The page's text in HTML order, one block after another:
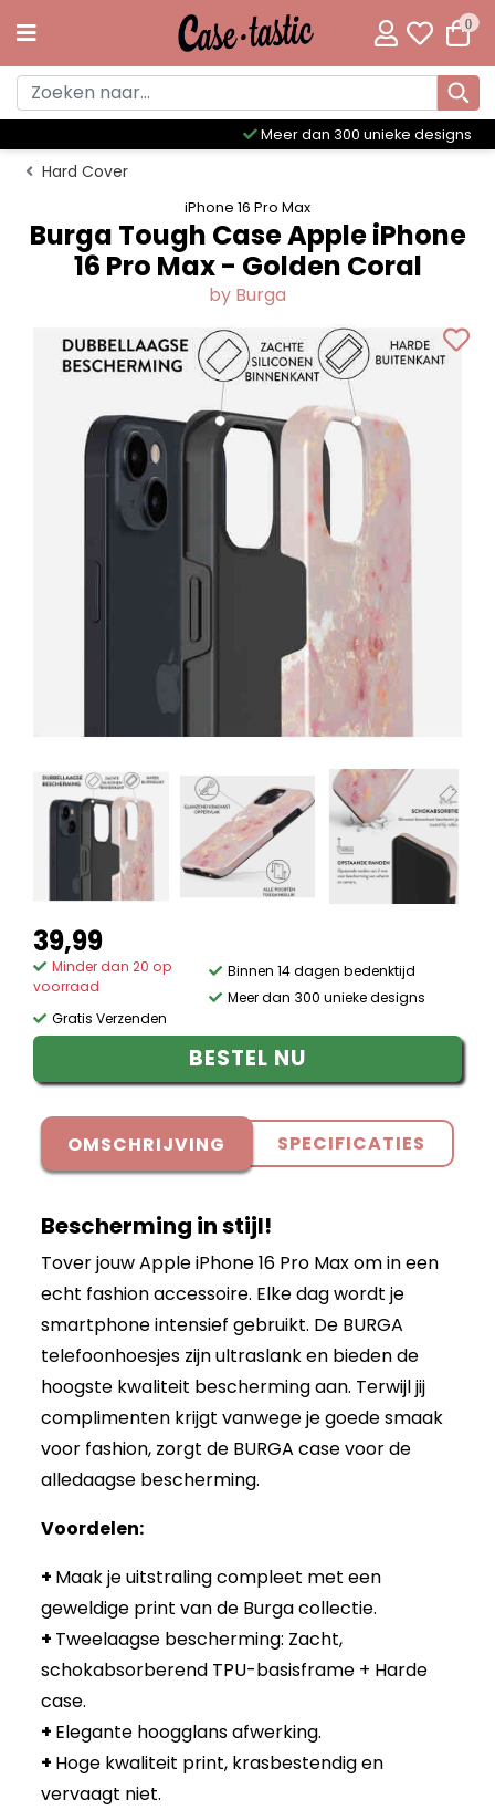
0
Meer dan 300 unieke designs
Hard Cover
iPhone 16 Pro Max
Burga Tough Case Apple iPhone
16 Pro Max - Golden Coral
by Burga
39,99
Minder dan 20 op
voorraad
Gratis Verzenden
Binnen 14 dagen bedenktijd
Meer dan 300 unieke designs
BESTEL NU
OMSCHRIJVING SPECIFICATIES
Bescherming in stijl!
Tover jouw Apple iPhone 16 Pro Max om in een
echt fashion accessoire. Elke dag wordt je
smartphone intensief gebruikt. De BURGA
telefoonhoesjes zijn ultraslank en bieden de
hoogste kwaliteit bescherming aan. Terwijl jij
complimenten krijgt vanwege je goede smaak
voor fashion, zorgt de BURGA case voor de
alledaagse bescherming.
Voordelen:
+ Maak je uitstraling compleet met een
geweldige print van de Burga collectie.
+ Tweelaagse bescherming: Zacht,
schokabsorberend TPU-basisframe + Harde
case.
+ Elegante hoogglans afwerking.
+ Hoge kwaliteit print, krasbestendig en
vervaagt niet.